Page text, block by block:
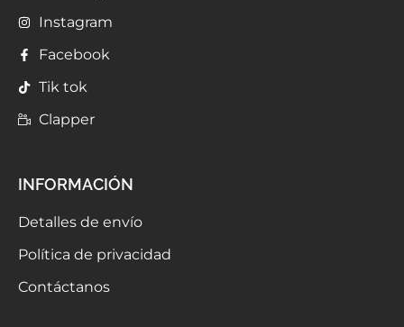
Instagram
Facebook
Tik tok
Clapper
INFORMACIÓN
Detalles de envío
Política de privacidad
Contáctanos